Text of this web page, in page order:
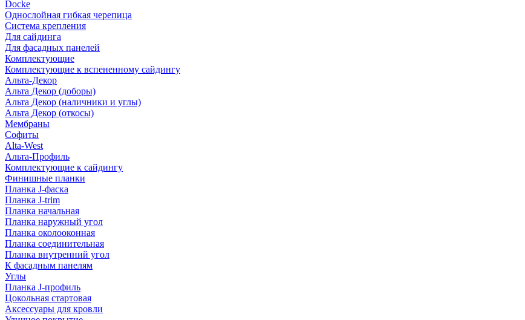
Docke
Однослойная гибкая черепица
Система крепления
Для сайдинга
Для фасадных панелей
Комплектующие
Комплектующие к вспененному сайдингу
Альта-Декор
Альта Декор (доборы)
Альта Декор (наличники и углы)
Альта Декор (откосы)
Мембраны
Софиты
Alta-West
Альта-Профиль
Комплектующие к сайдингу
Финишные планки
Планка J-фаска
Планка J-trim
Планка начальная
Планка наружный угол
Планка околооконная
Планка соединительная
Планка внутренний угол
К фасадным панелям
Углы
Планка J-профиль
Цокольная стартовая
Аксессуары для кровли